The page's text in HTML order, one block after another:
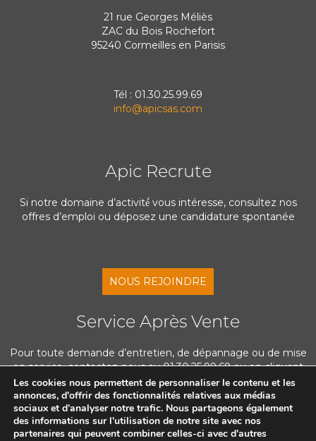
21 rue Georges Méliès
ZAC du Bois Rochefort
95240 Cormeilles en Parisis
Tél : 01.30.25.99.69
info@apicsas.com
Apic Recrute
Si notre domaine d’activité́ vous intéresse, consultez nos
offres d’emploi ou déposez une candidature spontanée
NOUS REJOINDRE
Service Après Vente
Pour toute demande d’entretien, de dépannage ou de mise
en service, contactez-nous au 01.30.25.99.69 ou en cliquant
ci-dessous
NOUS CONTACTER
Les cookies nous permettent de personnaliser le contenu et les
annonces, d'offrir des fonctionnalités relatives aux médias
sociaux et d'analyser notre trafic. Nous partageons également
des informations sur l'utilisation de notre site avec nos
partenaires qui peuvent combiner celles-ci avec d'autres